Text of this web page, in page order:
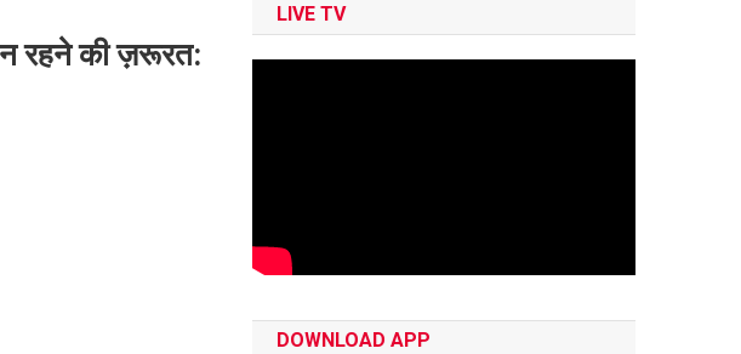
रहने की ज़रूरत:
LIVE TV
DOWNLOAD APP